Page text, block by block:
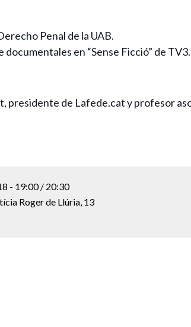
Penal de la UAB.
en “Sense Ficció” de TV3.
presidente de Lafede.cat y profesor
- 19:00 / 20:30
Roger de Llúria, 13